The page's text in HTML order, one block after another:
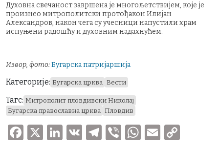
Духовна свечаност завршена је многољетствијем, које је
произнео митрополитски протођакон Илијан
Александров, након чега су учесници напустили храм
испуњени радошћу и духовним надахнућем.
Извор, фото:Бугарска патријаршија
Категорије: Бугарска црква Вести
Тагс: Митрополит пловдивски Николај
Бугарска православна црква Пловдив
F
X
Li V
T
V
W E